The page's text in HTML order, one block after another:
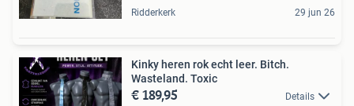
Ridderkerk 29 jun 26
Kinky heren rok echt leer. Bitch.
Wasteland. Toxic
€ 189,95 Details